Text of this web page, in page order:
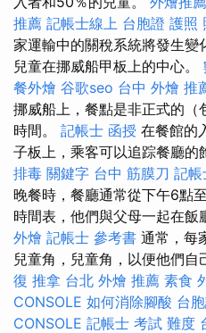
推薦 記帳士線上 台胞證 護照
家運輸中的關稅系統將發生變
兒童在挪威船甲板上的中心。
餐外燴 谷歌seo 台中 外燴 推
挪威船上，餐點是非正式的（
時間。 記帳士 函授 在餐館的
子板上，乘客可以追踪餐廳的
排毒 關鍵字 台中 筋膜刀 記帳
晚餐時，餐廳通常從下午6點
時間表，他們與父母一起在飯
外燴 記帳士 參考書 通常，每
兒童角，兒童角，以便他們自
復 推拿 台北 外燴 推薦 素食
CONSOLE 如何消除腳酸 台
CONSOLE 記帳士 考試 難度